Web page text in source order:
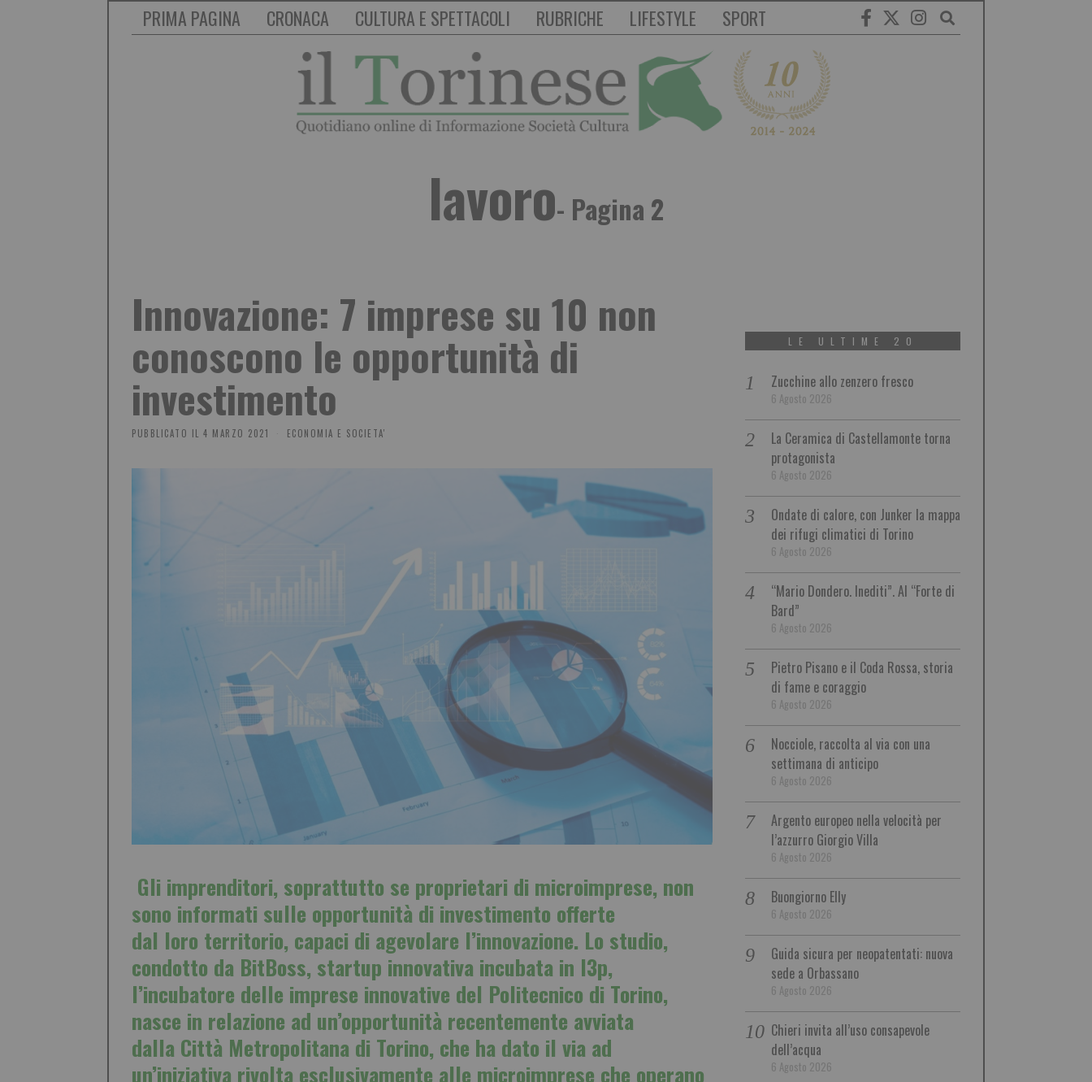
PRIMA PAGINA CRONACA CULTURA E SPETTACOLI RUBRICHE LIFESTYLE SPORT
lavoro- Pagina 2
Innovazione: 7 imprese su 10 non
conoscono le opportunità di
investimento
PUBBLICATO IL 4 MARZO 2021 ECONOMIA E SOCIETA'
Gli imprenditori, soprattutto se proprietari di microimprese, non
sono informati sulle opportunità di investimento offerte
dal loro territorio, capaci di agevolare l’innovazione. Lo studio,
condotto da BitBoss, startup innovativa incubata in I3p,
l’incubatore delle imprese innovative del Politecnico di Torino,
nasce in relazione ad un’opportunità recentemente avviata
dalla Città Metropolitana di Torino, che ha dato il via ad
un’iniziativa rivolta esclusivamente alle microimprese che operano
LE ULTIME 20
Zucchine allo zenzero fresco
6 Agosto 2026
La Ceramica di Castellamonte torna
protagonista
6 Agosto 2026
Ondate di calore, con Junker la mappa
dei rifugi climatici di Torino
6 Agosto 2026
“Mario Dondero. Inediti”. Al “Forte di
Bard”
6 Agosto 2026
Pietro Pisano e il Coda Rossa, storia
di fame e coraggio
6 Agosto 2026
Nocciole, raccolta al via con una
settimana di anticipo
6 Agosto 2026
Argento europeo nella velocità per
l’azzurro Giorgio Villa
6 Agosto 2026
Buongiorno Elly
6 Agosto 2026
Guida sicura per neopatentati: nuova
sede a Orbassano
6 Agosto 2026
Chieri invita all’uso consapevole
dell’acqua
6 Agosto 2026